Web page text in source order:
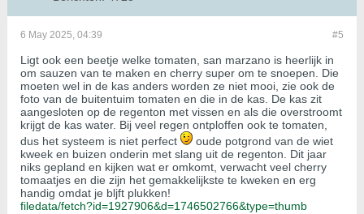
#5
6 May 2025, 04:39
Ligt ook een beetje welke tomaten, san marzano is heerlijk in
om sauzen van te maken en cherry super om te snoepen. Die
moeten wel in de kas anders worden ze niet mooi, zie ook de
foto van de buitentuim tomaten en die in de kas. De kas zit
aangesloten op de regenton met vissen en als die overstroomt
krijgt de kas water. Bij veel regen ontploffen ook te tomaten,
dus het systeem is niet perfect
oude potgrond van de wiet
kweek en buizen onderin met slang uit de regenton. Dit jaar
niks gepland en kijken wat er omkomt, verwacht veel cherry
tomaatjes en die zijn het gemakkelijkste te kweken en erg
handig omdat je bljft plukken!
filedata/fetch?id=1927906&d=1746502766&type=thumb